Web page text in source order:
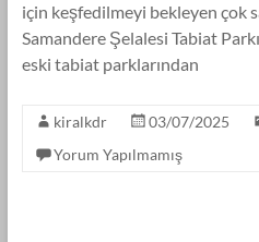
için keşfedilmeyi bekleyen çok
Samandere Şelalesi Tabiat
eski tabiat parklarından
kiralkdr 03/07/2025
Yorum Yapılmamış